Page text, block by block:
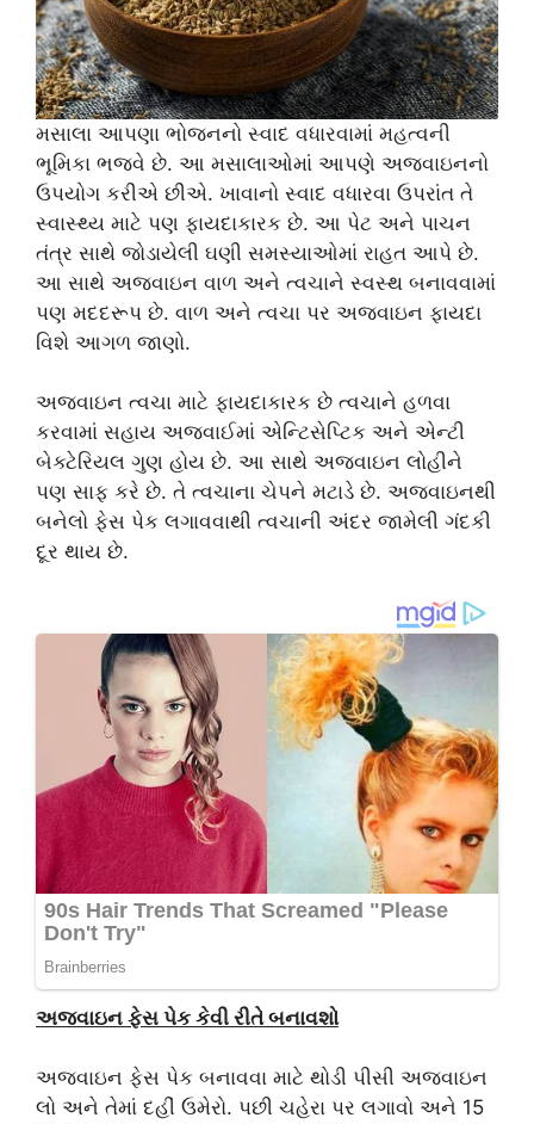
મસાલા આપણા ભોજનનો સ્વાદ વધારવામાં મહત્વની
ભૂમિકા ભજવે છે. આ મસાલાઓમાં આપણે અજવાઇનનો
ઉપયોગ કરીએ છીએ. ખાવાનો સ્વાદ વધારવા ઉપરાંત તે
સ્વાસ્થ્ય માટે પણ ફાયદાકારક છે. આ પેટ અને પાચન
તંત્ર સાથે જોડાયેલી ઘણી સમસ્યાઓમાં રાહત આપે છે.
આ સાથે અજવાઇન વાળ અને ત્વચાને સ્વસ્થ બનાવવામાં
પણ મદદરૂપ છે. વાળ અને ત્વચા પર અજવાઇન ફાયદા
વિશે આગળ જાણો.
અજવાઇન ત્વચા માટે ફાયદાકારક છે ત્વચાને હળવા
કરવામાં સહાય અજવાઈમાં એન્ટિસેપ્ટિક અને એન્ટી
બેક્ટેરિયલ ગુણ હોય છે. આ સાથે અજવાઇન લોહીને
પણ સાફ કરે છે. તે ત્વચાના ચેપને મટાડે છે. અજવાઇનથી
બનેલો ફેસ પેક લગાવવાથી ત્વચાની અંદર જામેલી ગંદકી
દૂર થાય છે.
અજવાઇન ફેસ પેક કેવી રીતે બનાવશો
અજવાઇન ફેસ પેક બનાવવા માટે થોડી પીસી અજવાઇન
લો અને તેમાં દહીં ઉમેરો. પછી ચહેરા પર લગાવો અને 15